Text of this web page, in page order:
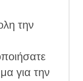
την
για την